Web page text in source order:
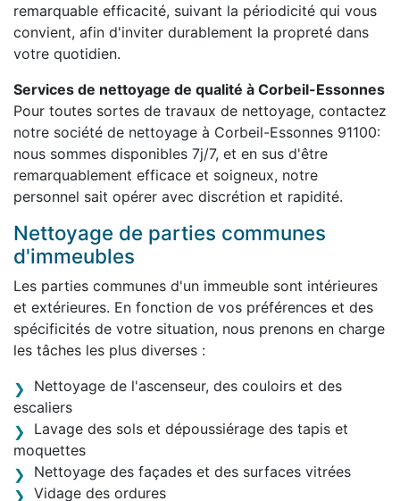
remarquable efficacité, suivant la périodicité qui vous
convient, afin d'inviter durablement la propreté dans
votre quotidien.
Services de nettoyage de qualité à Corbeil-Essonnes
Pour toutes sortes de travaux de nettoyage, contactez
notre société de nettoyage à Corbeil-Essonnes 91100:
nous sommes disponibles 7j/7, et en sus d'être
remarquablement efficace et soigneux, notre
personnel sait opérer avec discrétion et rapidité.
Nettoyage de parties communes
d'immeubles
Les parties communes d'un immeuble sont intérieures
et extérieures. En fonction de vos préférences et des
spécificités de votre situation, nous prenons en charge
les tâches les plus diverses :
Nettoyage de l'ascenseur, des couloirs et des
escaliers
Lavage des sols et dépoussiérage des tapis et
moquettes
Nettoyage des façades et des surfaces vitrées
Vidage des ordures